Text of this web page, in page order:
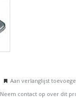
Aan verlanglijst
Neem contact op over dit